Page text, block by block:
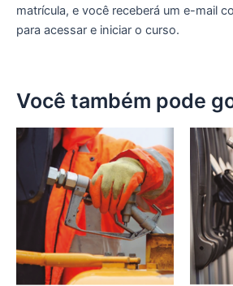
matrícula, e você receberá um e-mail
para acessar e iniciar o curso.
Você também pode